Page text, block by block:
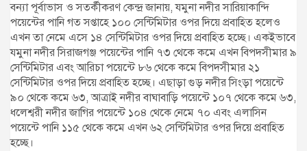
বন্যা পূর্বাভাস ও সতর্কীকরণ কেন্দ্র জানায়, যমুনা নদীর সারিয়াকান্দি
পয়েন্টের পানি গত সপ্তাহে ১০০ সেন্টিমিটার ওপর দিয়ে প্রবাহিত হলেও
এখন তা নেমে এসে ১৪ সেন্টিমিটার ওপর দিয়ে প্রবাহিত হচ্ছে। একইভাবে
যমুনা নদীর সিরাজগঞ্জ পয়েন্টের পানি ৭৩ থেকে কমে এখন বিপদসীমার ৯
সেন্টিমিটার এবং আরিচা পয়েন্টে ৮৬ থেকে কমে বিপদসীমার ২১
সেন্টিমিটার ওপর দিয়ে প্রবাহিত হচ্ছে। এছাড়া গুড় নদীর সিংড়া পয়েন্টে
৯০ থেকে কমে ৬৩, আত্রাই নদীর বাঘাবাড়ি পয়েন্টে ১০৭ থেকে কমে ৬৩,
ধলেশ্বরী নদীর জাগির পয়েন্টে ১০৪ থেকে নেমে ৭০ এবং এলাসিন
পয়েন্টে পানি ১১৫ থেকে কমে এখন ৬২ সেন্টিমিটার ওপর দিয়ে প্রবাহিত
হচ্ছে।